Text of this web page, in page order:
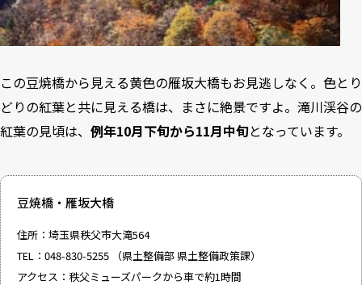
この豆焼橋から見える黄色の雁坂大橋もお見逃しなく。色とり
どりの紅葉と共に見える橋は、まさに絶景ですよ。滝川渓谷の
紅葉の見頃は、 例年10月下旬から11月中旬となっています。
豆焼橋・雁坂大橋
住所：埼玉県秩父市大滝564
TEL：048-830-5255 （県土整備部 県土整備政策課）
アクセス：秩父ミューズパークから車で約1時間